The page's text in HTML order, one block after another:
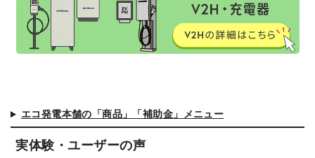
エコ発電本舗の「商品」「補助金」メニュー
実体験・ユーザーの声